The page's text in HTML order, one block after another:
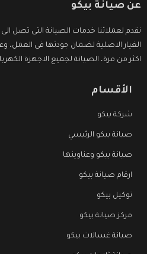
عن صيانة بيكو
نقدم لعملائنا خدمات الصيانة التى تصل
الغيار الاصلية لضمان جودتها فى
اكثر من مرة، الصيانة لجميع الاجهزة
الأقسام
شركة بيكو
صيانة بيكو الرئيسي
صيانة بيكو وعناوينها
ارقام صيانة بيكو
توكيل بيكو
مركز صيانة بيكو
صيانة غسالات بيكو